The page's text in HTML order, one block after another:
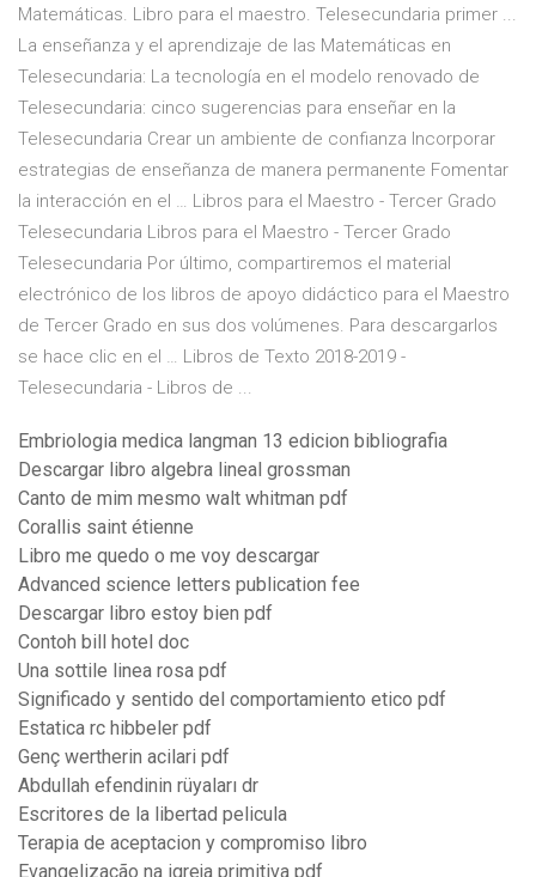
Matemáticas. Libro para el maestro. Telesecundaria primer ...
La enseñanza y el aprendizaje de las Matemáticas en
Telesecundaria: La tecnología en el modelo renovado de
Telesecundaria: cinco sugerencias para enseñar en la
Telesecundaria Crear un ambiente de confianza Incorporar
estrategias de enseñanza de manera permanente Fomentar
la interacción en el … Libros para el Maestro - Tercer Grado
Telesecundaria Libros para el Maestro - Tercer Grado
Telesecundaria Por último, compartiremos el material
electrónico de los libros de apoyo didáctico para el Maestro
de Tercer Grado en sus dos volúmenes. Para descargarlos
se hace clic en el … Libros de Texto 2018-2019 -
Telesecundaria - Libros de ...
Embriologia medica langman 13 edicion bibliografia
Descargar libro algebra lineal grossman
Canto de mim mesmo walt whitman pdf
Corallis saint étienne
Libro me quedo o me voy descargar
Advanced science letters publication fee
Descargar libro estoy bien pdf
Contoh bill hotel doc
Una sottile linea rosa pdf
Significado y sentido del comportamiento etico pdf
Estatica rc hibbeler pdf
Genç wertherin acilari pdf
Abdullah efendinin rüyaları dr
Escritores de la libertad pelicula
Terapia de aceptacion y compromiso libro
Evangelização na igreja primitiva pdf